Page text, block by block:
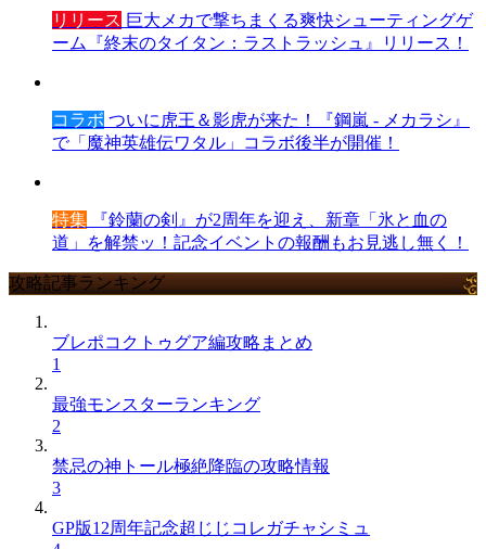
リリース 巨大メカで撃ちまくる爽快シューティングゲ
ーム『終末のタイタン：ラストラッシュ』リリース！
コラボ ついに虎王＆影虎が来た！『鋼嵐 - メカラシ』
で「魔神英雄伝ワタル」コラボ後半が開催！
特集 『鈴蘭の剣』が2周年を迎え、新章「氷と血の
道」を解禁ッ！記念イベントの報酬もお見逃し無く！
攻略記事ランキング
ブレポコクトゥグア編攻略まとめ
1
最強モンスターランキング
2
禁忌の神トール極絶降臨の攻略情報
3
GP版12周年記念超じじコレガチャシミュ